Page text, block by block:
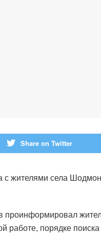
Share on Twitter
с жителями села
работе, порядке